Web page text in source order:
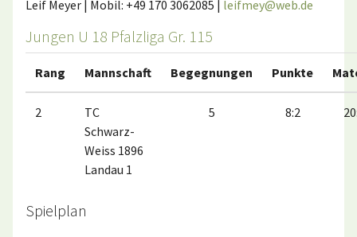
Leif Meyer | Mobil: +49 170 3062085 | leifmey@web.de
Jungen U 18 Pfalzliga Gr. 115
Rang Mannschaft Begegnungen Punkte
2
TC
Schwarz-
Weiss 1896
Landau 1
5 8:2
Spielplan